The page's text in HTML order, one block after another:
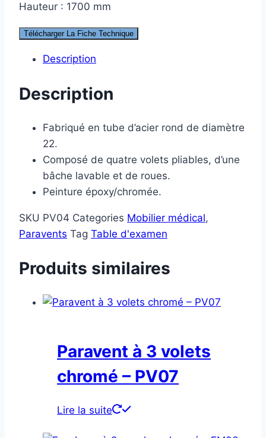
Hauteur : 1700 mm
Télécharger La Fiche Technique
Description
Description
Fabriqué en tube d’acier rond de diamètre
22.
Composé de quatre volets pliables, d’une
bâche lavable et de roues.
Peinture époxy/chromée.
SKU PV04 Categories Mobilier médical,
Paravents Tag Table d'examen
Produits similaires
Paravent à 3 volets
chromé – PV07
Lire la suite